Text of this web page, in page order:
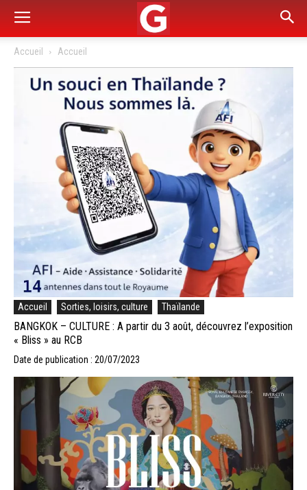
Accueil Accueil
Accueil Sorties, loisirs, culture Thaïlande
BANGKOK – CULTURE : A partir du 3 août, découvrez l’exposition
« Bliss » au RCB
Date de publication : 20/07/2023